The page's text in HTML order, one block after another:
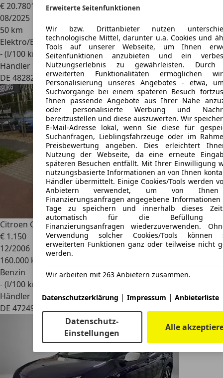
€ 20.7801
08/2025
50 km
Elektro/Benzin
- (l/100 km)
Händler
DE 48282
Emsdetten
Citroen C2
Confort/ Klima/ 2 Hand / Isofix/ TOP !!
€ 1.150
12/2006
160.000 km
Benzin
- (l/100 km)
Händler
DE 47249
Erweiterte Seitenfunktionen
Wir bzw. Drittanbieter nutzen
technologische Mittel, darunter u.a. Cookies und
Tools auf unserer Webseite, um Ihnen
Seitenfunktionen anzubieten und ein
Nutzungserlebnis zu gewährleisten. Durch
erweiterten Funktionalitäten ermöglichen
Personalisierung unseres Angebotes - etwa,
Suchvorgänge bei einem späteren Besuch
Ihnen passende Angebote aus Ihrer Nähe
oder personalisierte Werbung und
bereitzustellen und diese auszuwerten. Wir
E-Mail-Adresse lokal, wenn Sie diese für
Suchanfragen, Lieblingsfahrzeuge oder im
Preisbewertung angeben. Dies erleichtert
Nutzung der Webseite, da eine erneute
späteren Besuchen entfällt. Mit Ihrer Einwilligung
nutzungsbasierte Informationen an von Ihnen
Händler übermittelt. Einige Cookies/Tools werden
Anbietern verwendet, um von
Finanzierungsanfragen angegebene
Tage zu speichern und innerhalb dieses
automatisch für die Befüllung
Finanzierungsanfragen wiederzuverwenden.
Verwendung solcher Cookies/Tools können
erweiterten Funktionen ganz oder teilweise nicht
werden.
Wir arbeiten mit 263 Anbietern zusammen.
Datenschutzerklärung | Impressum | Anbieterliste
Datenschutz-
Einstellungen
Alle